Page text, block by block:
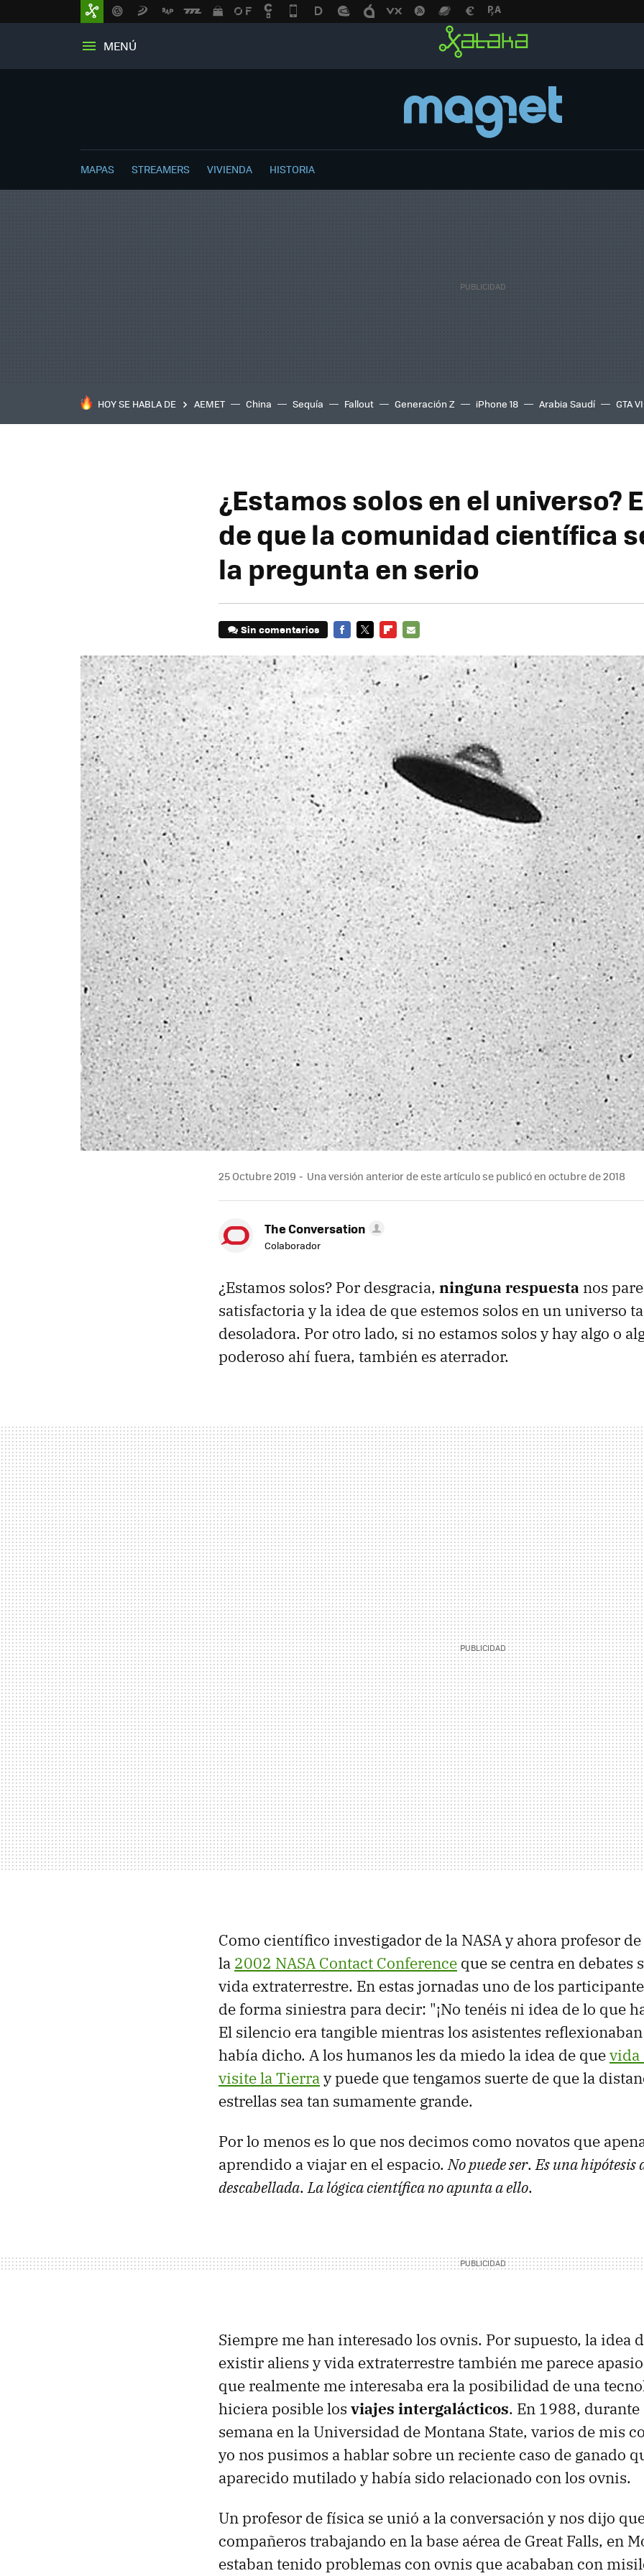
MENÚ
MAPAS STREAMERS VIVIENDA HISTORIA
HOY SE HABLA DE AEMET China Sequía Fallout Generación Z iPhone 18 Arabia Saudí GTA VI
¿Estamos solos en el universo?
de que la comunidad científica
la pregunta en serio
Sin comentarios
MAIL
25 Octubre 2019 Una versión anterior de este artículo se publicó en octubre de 2018
The Conversation
Colaborador
¿Estamos solos? Por desgracia, ninguna respuesta nos
satisfactoria y la idea de que estemos solos en un universo
desoladora. Por otro lado, si no estamos solos y hay algo o
poderoso ahí fuera, también es aterrador.
Como científico investigador de la NASA y ahora profesor
la 2002 NASA Contact Conference que se centra en debates
vida extraterrestre. En estas jornadas uno de los
de forma siniestra para decir: "¡No tenéis ni idea de lo que
El silencio era tangible mientras los asistentes
había dicho. A los humanos les da miedo la idea de quevida
visite la Tierray puede que tengamos suerte de que la
estrellas sea tan sumamente grande.
Por lo menos es lo que nos decimos como novatos que
aprendido a viajar en el espacio.No puede ser.Es una hipótesis
descabellada.La lógica científica no apunta a ello.
Siempre me han interesado los ovnis. Por supuesto, la idea
existir aliens y vida extraterrestre también me parece
que realmente me interesaba era la posibilidad de una
hiciera posible los viajes intergalácticos. En 1988,
semana en la Universidad de Montana State, varios de mis
yo nos pusimos a hablar sobre un reciente caso de ganado
aparecido mutilado y había sido relacionado con los ovnis.
Un profesor de física se unió a la conversación y nos dijo
compañeros trabajando en la base aérea de Great Falls, en
estaban tenido problemas con ovnis que acababan con